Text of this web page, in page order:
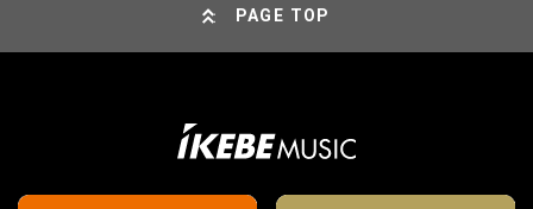
PAGE TOP